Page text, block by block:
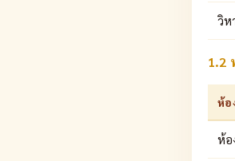
วิห
1.2
ห้อ
ห้อ